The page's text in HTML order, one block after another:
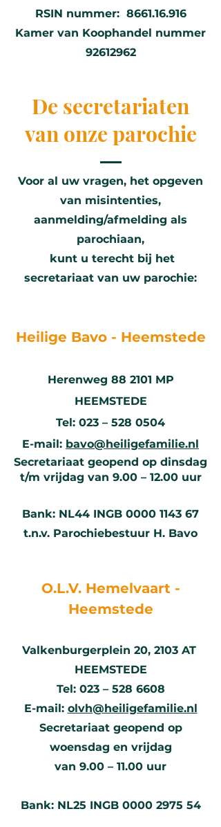
RSIN nummer: 8661.16.916
Kamer van Koophandel nummer
92612962
De secretariaten
van onze parochie
Voor al uw vragen, het opgeven
van misintenties,
aanmelding/afmelding als
parochiaan,
kunt u terecht bij het
secretariaat van uw parochie:
Heilige Bavo - Heemstede
Herenweg 88 2101 MP
HEEMSTEDE
Tel: 023 – 528 0504
E-mail: bavo@heiligefamilie.nl
Secretariaat geopend op dinsdag
t/m vrijdag van 9.00 – 12.00 uur
Bank: NL44 INGB 0000 1143 67
t.n.v. Parochiebestuur H. Bavo
O.L.V. Hemelvaart -
Heemstede
Valkenburgerplein 20, 2103AT
HEEMSTEDE
Tel: 023 – 528 6608
E-mail: olvh@heiligefamilie.nl
Secretariaat geopend op
woensdag en vrijdag
van 9.00 – 11.00 uur
Bank: NL25 INGB 0000 2975 54